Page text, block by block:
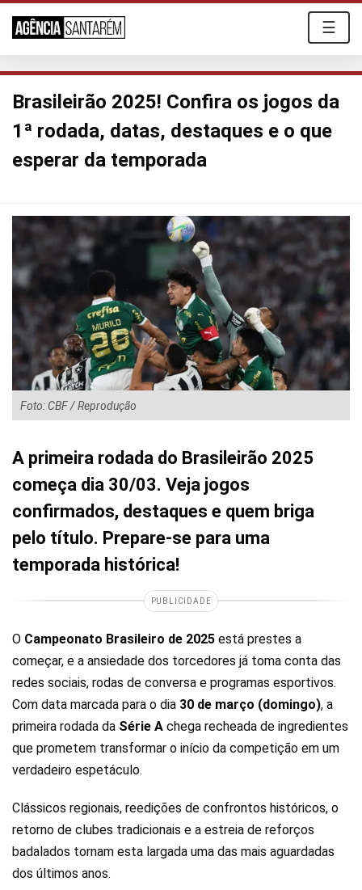
☰
Brasileirão 2025! Confira os jogos da
1ª rodada, datas, destaques e o que
esperar da temporada
Foto: CBF / Reprodução
A primeira rodada do Brasileirão 2025
começa dia 30/03. Veja jogos
confirmados, destaques e quem briga
pelo título. Prepare-se para uma
temporada histórica!
PUBLICIDADE
O Campeonato Brasileiro de 2025 está prestes a
começar, e a ansiedade dos torcedores já toma conta das
redes sociais, rodas de conversa e programas esportivos.
Com data marcada para o dia 30 de março (domingo), a
primeira rodada da Série A chega recheada de ingredientes
que prometem transformar o início da competição em um
verdadeiro espetáculo.
Clássicos regionais, reedições de confrontos históricos, o
retorno de clubes tradicionais e a estreia de reforços
badalados tornam esta largada uma das mais aguardadas
dos últimos anos.